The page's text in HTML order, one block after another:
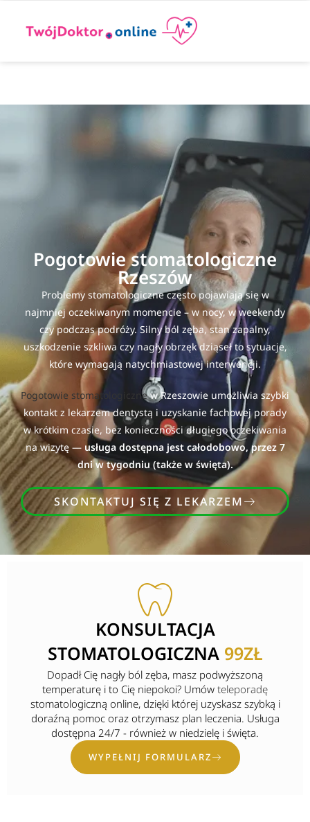
Pogotowie stomatologiczne
Rzeszów
Problemy stomatologiczne często pojawiają się w
najmniej oczekiwanym momencie – w nocy, w weekendy
czy podczas podróży. Silny ból zęba, stan zapalny,
uszkodzenie szkliwa czy nagły obrzęk dziąseł to sytuacje,
które wymagają natychmiastowej interwencji.
Pogotowie stomatologicznew Rzeszowie umożliwia szybki
kontakt z lekarzem dentystą i uzyskanie fachowej porady
w krótkim czasie, bez konieczności długiego oczekiwania
na wizytę — usługa dostępna jest całodobowo, przez 7
dni w tygodniu (także w święta).
SKONTAKTUJ SIĘ Z LEKARZEM
KONSULTACJA
STOMATOLOGICZNA 99ZŁ
Dopadł Cię nagły ból zęba, masz podwyższoną
temperaturę i to Cię niepokoi? Umów teleporadę
stomatologiczną online, dzięki której uzyskasz szybką i
doraźną pomoc oraz otrzymasz plan leczenia. Usługa
dostępna 24/7 - również w niedzielę i święta.
WYPEŁNIJ FORMULARZ